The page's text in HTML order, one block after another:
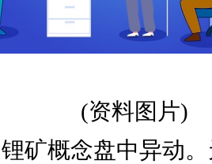
(资料图片)
矿概念盘中异动